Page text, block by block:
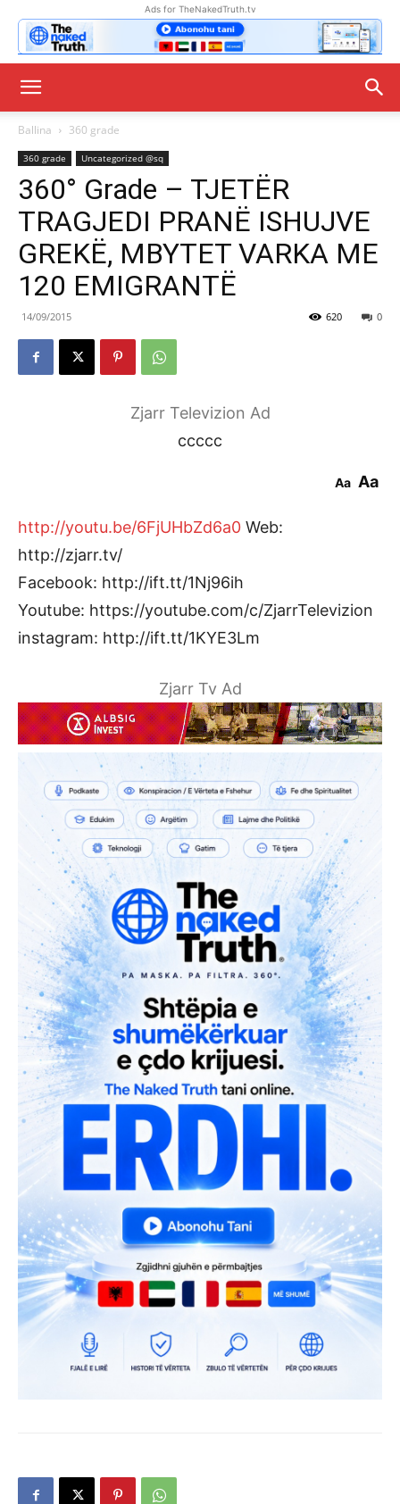
Ads for TheNakedTruth.tv
Ballina 360 grade
360 grade Uncategorized @sq
360° Grade – TJETËR
TRAGJEDI PRANË ISHUJVE
GREKË, MBYTET VARKA ME
120 EMIGRANTË
14/09/2015 0
620
Zjarr Televizion Ad
ccccc
Aa Aa
http://youtu.be/6FjUHbZd6a0 Web:
http://zjarr.tv/
Facebook: http://ift.tt/1Nj96ih
Youtube: https://youtube.com/c/ZjarrTelevizion
instagram: http://ift.tt/1KYE3Lm
Zjarr Tv Ad